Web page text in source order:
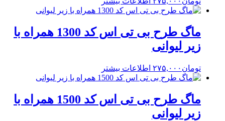
ماگ طرح بی تی اس کد 1300 همراه با
زیر لیوانی
تومان ۲۷۵,۰۰۰ اطلاعات بیشتر
ماگ طرح بی تی اس کد 1500 همراه با
زیر لیوانی